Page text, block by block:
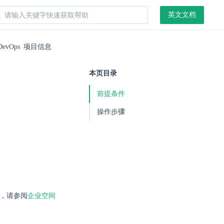
英文文档
项目信息
请参阅企业空间
本页目录
前提条件
操作步骤